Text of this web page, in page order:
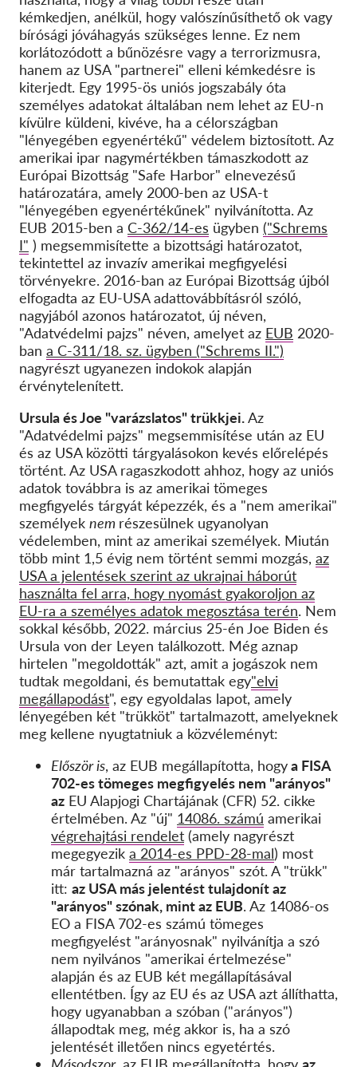
kémkedjen, anélkül, hogy valószínűsíthető ok vagy
bírósági jóváhagyás szükséges lenne. Ez nem
korlátozódott a bűnözésre vagy a terrorizmusra,
hanem az USA "partnerei" elleni kémkedésre is
kiterjedt. Egy 1995-ös uniós jogszabály óta
személyes adatokat általában nem lehet az EU-n
kívülre küldeni, kivéve, ha a célországban
"lényegében egyenértékű" védelem biztosított. Az
amerikai ipar nagymértékben támaszkodott az
Európai Bizottság "Safe Harbor" elnevezésű
határozatára, amely 2000-ben az USA-t
"lényegében egyenértékűnek" nyilvánította. Az
EUB 2015-ben a C-362/14-es ügyben ("Schrems
I" ) megsemmisítette a bizottsági határozatot,
tekintettel az invazív amerikai megfigyelési
törvényekre. 2016-ban az Európai Bizottság újból
elfogadta az EU-USA adattovábbításról szóló,
nagyjából azonos határozatot, új néven,
"Adatvédelmi pajzs" néven, amelyet az EUB 2020-
ban a C-311/18. sz. ügyben ("Schrems II.")
nagyrészt ugyanezen indokok alapján
érvénytelenített.
Ursula és Joe "varázslatos" trükkjei.Az
"Adatvédelmi pajzs" megsemmisítése után az EU
és az USA közötti tárgyalásokon kevés előrelépés
történt. Az USA ragaszkodott ahhoz, hogy az uniós
adatok továbbra is az amerikai tömeges
megfigyelés tárgyát képezzék, és a "nem amerikai"
személyek nem részesülnek ugyanolyan
védelemben, mint az amerikai személyek. Miután
több mint 1,5 évig nem történt semmi mozgás, az
USA a jelentések szerint az ukrajnai háborút
használta fel arra, hogy nyomást gyakoroljon az
EU-ra a személyes adatok megosztása terén. Nem
sokkal később, 2022. március 25-én Joe Biden és
Ursula von der Leyen találkozott. Még aznap
hirtelen "megoldották" azt, amit a jogászok nem
tudtak megoldani, és bemutattak egy"elvi
megállapodást", egy egyoldalas lapot, amely
lényegében két "trükköt" tartalmazott, amelyeknek
meg kellene nyugtatniuk a közvéleményt:
Először is, az EUB megállapította, hogya FISA
702-es tömeges megfigyelés nem "arányos"
az EU Alapjogi Chartájának (CFR) 52. cikke
értelmében. Az "új" 14086. számú amerikai
végrehajtási rendelet (amely nagyrészt
megegyezik a 2014-es PPD-28-mal) most
már tartalmazná az "arányos" szót. A "trükk"
itt: az USA más jelentést tulajdonít az
"arányos" szónak, mint az EUB. Az 14086-os
EO a FISA 702-es számú tömeges
megfigyelést "arányosnak" nyilvánítja a szó
nem nyilvános "amerikai értelmezése"
alapján és az EUB két megállapításával
ellentétben. Így az EU és az USA azt állíthatta,
hogy ugyanabban a szóban ("arányos")
állapodtak meg, még akkor is, ha a szó
jelentését illetően nincs egyetértés.